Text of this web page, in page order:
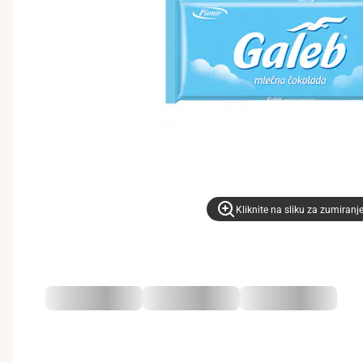
Kliknite na sliku za zumiranje